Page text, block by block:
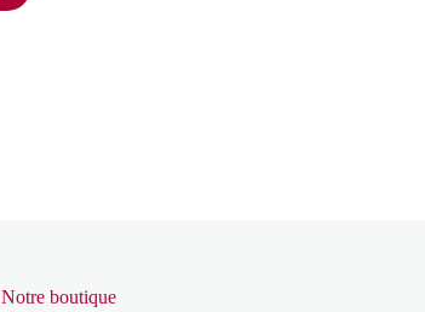
Notre boutique